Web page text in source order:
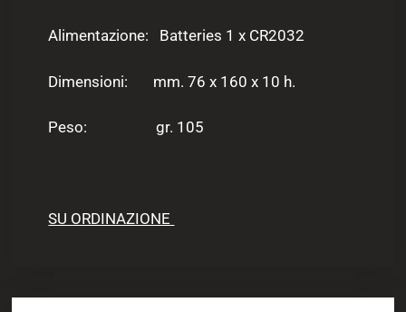
Alimentazione: Batteries 1 x CR2032
Dimensioni: mm. 76 x 160 x 10 h.
Peso: gr. 105
SU ORDINAZIONE